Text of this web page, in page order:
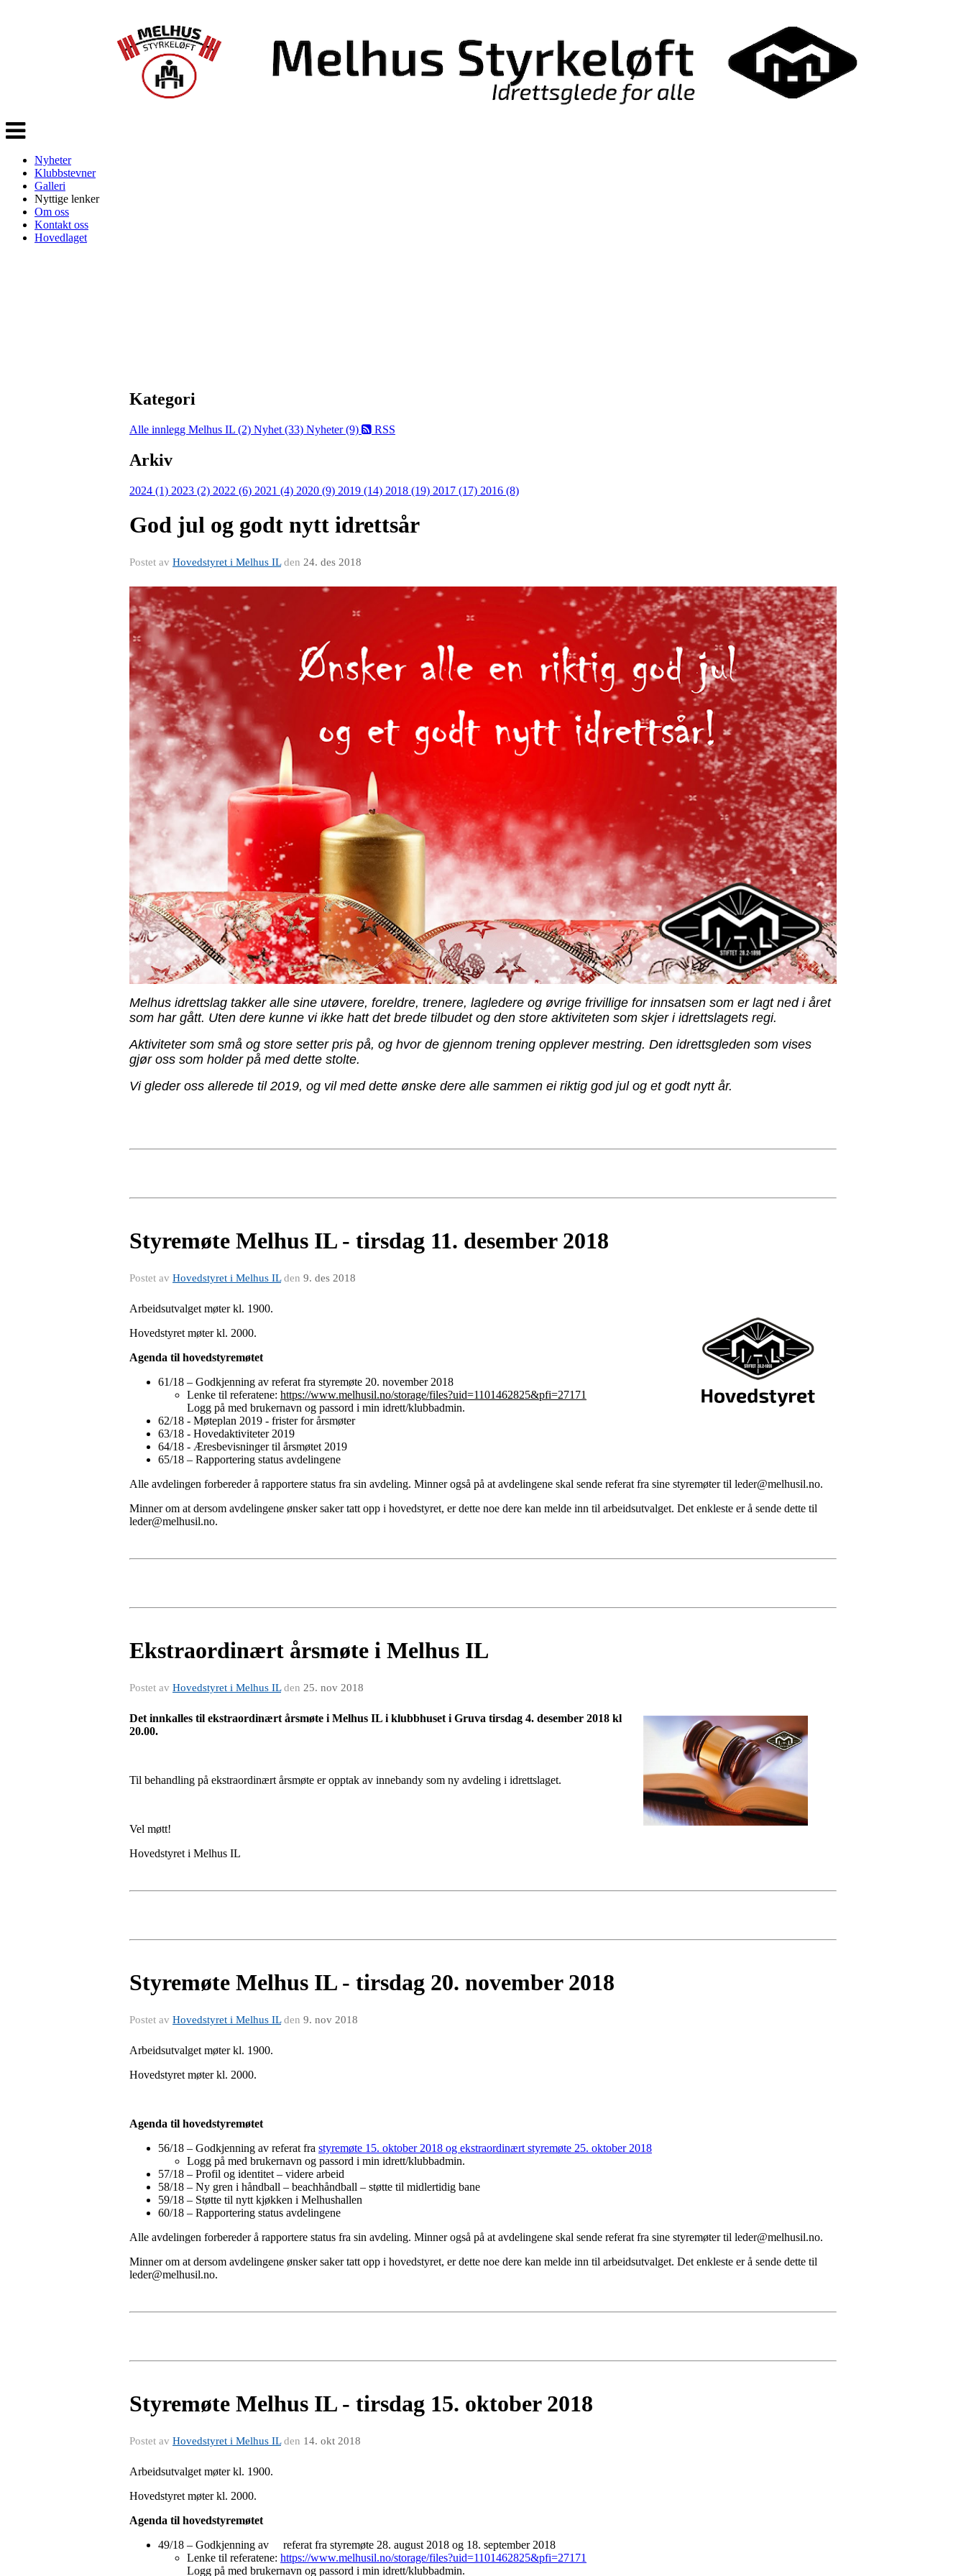
Veksle
navigasjon
Nyheter
Klubbstevner
Galleri
Nyttige lenker
Om oss
Kontakt oss
Hovedlaget
Kategori
Alle innlegg Melhus IL (2) Nyhet (33) Nyheter (9) RSS
Arkiv
2024 (1) 2023 (2) 2022 (6) 2021 (4) 2020 (9) 2019 (14) 2018 (19) 2017 (17) 2016 (8)
God jul og godt nytt idrettsår
Postet av Hovedstyret i Melhus ILden 24. des 2018
Melhus idrettslag takker alle sine utøvere, foreldre, trenere, lagledere og øvrige frivillige for innsatsen som er lagt ned i året
som har gått. Uten dere kunne vi ikke hatt det brede tilbudet og den store aktiviteten som skjer i idrettslagets regi.
Aktiviteter som små og store setter pris på, og hvor de gjennom trening opplever mestring. Den idrettsgleden som vises
gjør oss som holder på med dette stolte.
Vi gleder oss allerede til 2019, og vil med dette ønske dere alle sammen ei riktig god jul og et godt nytt år.
Styremøte Melhus IL - tirsdag 11. desember 2018
Postet av Hovedstyret i Melhus ILden 9. des 2018
Arbeidsutvalget møter kl. 1900.
Hovedstyret møter kl. 2000.
Agenda til hovedstyremøtet
61/18 – Godkjenning av referat fra styremøte 20. november 2018
Lenke til referatene: https://www.melhusil.no/storage/files?uid=1101462825&pfi=27171
Logg på med brukernavn og passord i min idrett/klubbadmin.
62/18 - Møteplan 2019 - frister for årsmøter
63/18 - Hovedaktiviteter 2019
64/18 - Æresbevisninger til årsmøtet 2019
65/18 – Rapportering status avdelingene
Alle avdelingen forbereder å rapportere status fra sin avdeling. Minner også på at avdelingene skal sende referat fra sine styremøter til leder@melhusil.no.
Minner om at dersom avdelingene ønsker saker tatt opp i hovedstyret, er dette noe dere kan melde inn til arbeidsutvalget. Det enkleste er å sende dette til
leder@melhusil.no.
Ekstraordinært årsmøte i Melhus IL
Postet av Hovedstyret i Melhus ILden 25. nov 2018
Det innkalles til ekstraordinært årsmøte i Melhus IL i klubbhuset i Gruva tirsdag 4. desember 2018 kl
20.00.
Til behandling på ekstraordinært årsmøte er opptak av innebandy som ny avdeling i idrettslaget.
Vel møtt!
Hovedstyret i Melhus IL
Styremøte Melhus IL - tirsdag 20. november 2018
Postet av Hovedstyret i Melhus ILden 9. nov 2018
Arbeidsutvalget møter kl. 1900.
Hovedstyret møter kl. 2000.
Agenda til hovedstyremøtet
56/18 – Godkjenning av referat fra styremøte 15. oktober 2018 og ekstraordinært styremøte 25. oktober 2018
Logg på med brukernavn og passord i min idrett/klubbadmin.
57/18 – Profil og identitet – videre arbeid
58/18 – Ny gren i håndball – beachhåndball – støtte til midlertidig bane
59/18 – Støtte til nytt kjøkken i Melhushallen
60/18 – Rapportering status avdelingene
Alle avdelingen forbereder å rapportere status fra sin avdeling. Minner også på at avdelingene skal sende referat fra sine styremøter til leder@melhusil.no.
Minner om at dersom avdelingene ønsker saker tatt opp i hovedstyret, er dette noe dere kan melde inn til arbeidsutvalget. Det enkleste er å sende dette til
leder@melhusil.no.
Styremøte Melhus IL - tirsdag 15. oktober 2018
Postet av Hovedstyret i Melhus ILden 14. okt 2018
Arbeidsutvalget møter kl. 1900.
Hovedstyret møter kl. 2000.
Agenda til hovedstyremøtet
49/18 – Godkjenning av referat fra styremøte 28. august 2018 og 18. september 2018
Lenke til referatene: https://www.melhusil.no/storage/files?uid=1101462825&pfi=27171
Logg på med brukernavn og passord i min idrett/klubbadmin.